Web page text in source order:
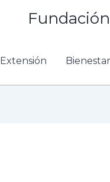
Extensión Bienestar